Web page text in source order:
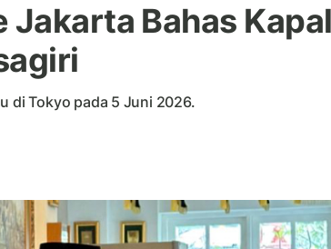
Jakarta Bahas Kapal
di Tokyo pada 5 Juni 2026.